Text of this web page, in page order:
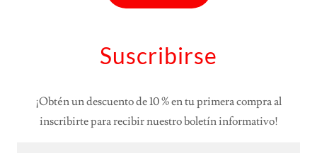
Suscribirse
¡Obtén un descuento de 10 % en tu primera compra al
inscribirte para recibir nuestro boletín informativo!